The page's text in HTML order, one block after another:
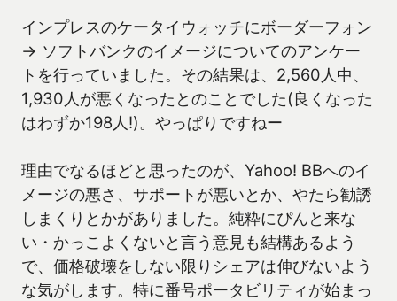
インプレスのケータイウォッチにボーダーフォン
→ ソフトバンクのイメージについてのアンケー
トを行っていました。その結果は、2,560人中、
1,930人が悪くなったとのことでした(良くなった
はわずか198人!)。やっぱりですねー
理由でなるほどと思ったのが、Yahoo! BBへのイ
メージの悪さ、サポートが悪いとか、やたら勧誘
しまくりとかがありました。純粋にぴんと来な
い・かっこよくないと言う意見も結構あるよう
で、価格破壊をしない限りシェアは伸びないよう
な気がします。特に番号ポータビリティが始まっ